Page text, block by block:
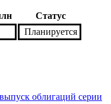
Статус
Планируется
облигаций серии